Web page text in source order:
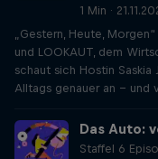
1 Min ·
„Gestern, Heute,
und LOOKAUT, dem
schaut sich Hostin Saskia
Alltags genauer an – und
Das Auto:
Staffel 6